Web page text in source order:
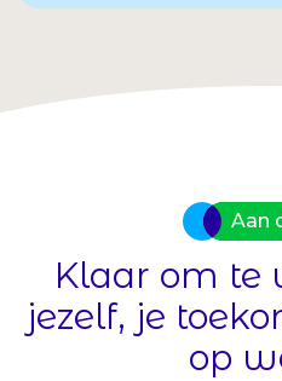
bouwen, afwerken of
ontwikkelen. Hieronder
Aan
Klaar om te
jezelf, je
op